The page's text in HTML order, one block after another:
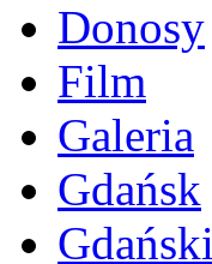
Donosy
Film
Galeria
Gdańsk